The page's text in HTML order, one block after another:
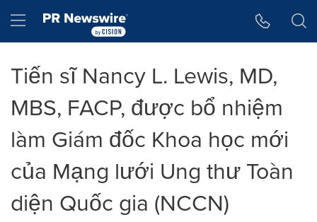
Hamburger menu
Tiến sĩ Nancy L. Lewis, MD,
MBS, FACP, được bổ nhiệm
làm Giám đốc Khoa học mới
của Mạng lưới Ung thư Toàn
diện Quốc gia (NCCN)